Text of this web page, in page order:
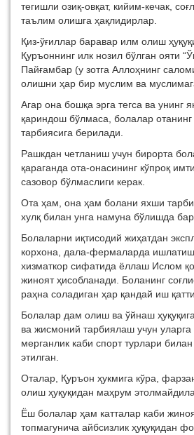
тегишли озиқ-овқат, кийим-кечак,
таълим олишга ҳақлидирлар.
Қиз-ўғиллар баравар илм олиш
Қуръоннинг илк нозил бўлган ояти
Пайғамбар (у зотга Аллоҳнинг
олишни ҳар бир муслим ва
Агар она бошқа эрга тегса ва унинг
қариндош бўлмаса, болалар
тарбиясига берилади.
Рашкдан четланиш учун бирорта
қараганда ота-онасининг кўпроқ
сазовор бўлмаслиги керак.
Ота ҳам, она ҳам болани яхши
хулқ билан унга намуна бўлишда
Болаларни иқтисодий жиҳатдан
корхона, дала-фермаларда
хизматкор сифатида ёллаш Ислом
жиноят ҳисобланади. Боланинг
раҳна соладиган ҳар қандай иш
Болалар дам олиш ва ўйнаш
ва жисмоний тарбиялаш учун
мерганлик каби спорт турлари
этилган.
Оталар, Қуръон ҳукмига кўра,
олиш ҳуқуқидан маҳрум
Ёш болалар ҳам катталар каби
топмагунича айбсизлик ҳуқуқидан